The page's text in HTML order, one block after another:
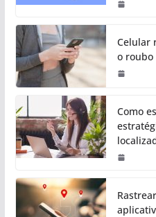
Celular
o roubo
Como